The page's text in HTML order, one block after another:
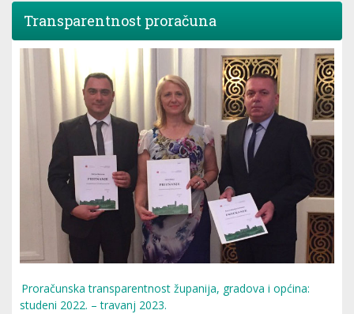
Transparentnost proračuna
Proračunska transparentnost županija, gradova i općina:
studeni 2022. – travanj 2023.